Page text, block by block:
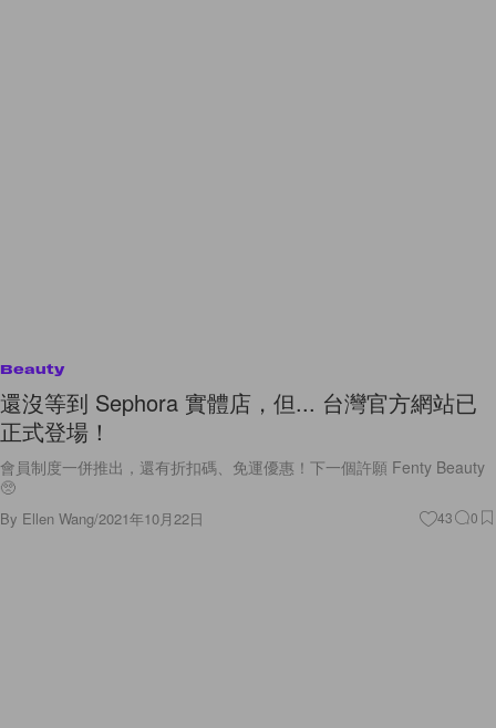
Beauty
還沒等到 Sephora 實體店，但... 台灣官方網站已
正式登場！
會員制度一併推出，還有折扣碼、免運優惠！下一個許願 Fenty Beauty
🥺
By Ellen Wang/2021年10月22日 43 0